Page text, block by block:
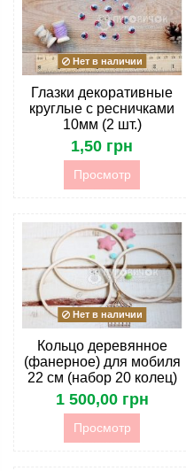
Нет в наличии
Глазки декоративные
круглые с ресничками
10мм (2 шт.)
1,50 грн
Просмотр
Нет в наличии
Кольцо деревянное
(фанерное) для мобиля
22 см (набор 20 колец)
1 500,00 грн
Просмотр